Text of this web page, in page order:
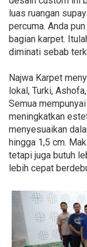
luas ruangan
percuma. Anda
bagian karpet.
diminati sebab
Najwa Karpet
lokal, Turki,
Semua
meningkatkan
menyesuaikan
hingga 1,5 cm.
tetapi juga butuh
lebih cepat